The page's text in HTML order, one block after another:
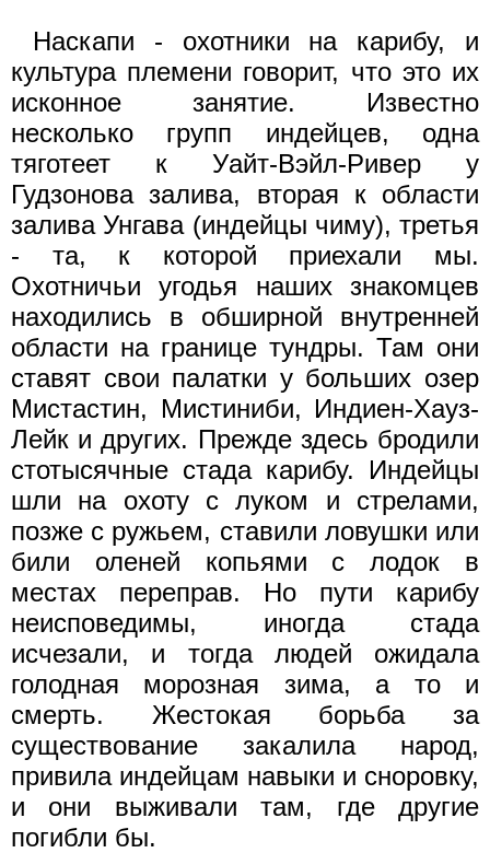
Наскапи - охотники на карибу, и
культура племени говорит, что это их
исконное занятие. Известно
несколько групп индейцев, одна
тяготеет к Уайт-Вэйл-Ривер у
Гудзонова залива, вторая к области
залива Унгава (индейцы чиму), третья
- та, к которой приехали мы.
Охотничьи угодья наших знакомцев
находились в обширной внутренней
области на границе тундры. Там они
ставят свои палатки у больших озер
Мистастин, Мистиниби, Индиен-Хауз-
Лейк и других. Прежде здесь бродили
стотысячные стада карибу. Индейцы
шли на охоту с луком и стрелами,
позже с ружьем, ставили ловушки или
били оленей копьями с лодок в
местах переправ. Но пути карибу
неисповедимы, иногда стада
исчезали, и тогда людей ожидала
голодная морозная зима, а то и
смерть. Жестокая борьба за
существование закалила народ,
привила индейцам навыки и сноровку,
и они выживали там, где другие
погибли бы.